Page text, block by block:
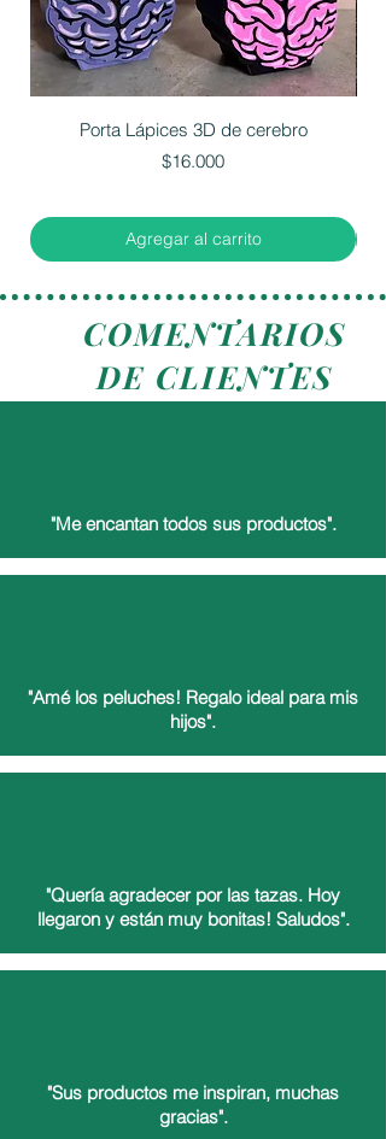
Porta Lápices 3D de cerebro
Precio
$16.000
Agregar al carrito
COMENTARIOS
DE CLIENTES
"Me encantan todos sus productos".
"Amé los peluches! Regalo ideal para mis
hijos".
"Quería agradecer por las tazas. Hoy
llegaron y están muy bonitas! Saludos".
"Sus productos me inspiran, muchas
gracias".